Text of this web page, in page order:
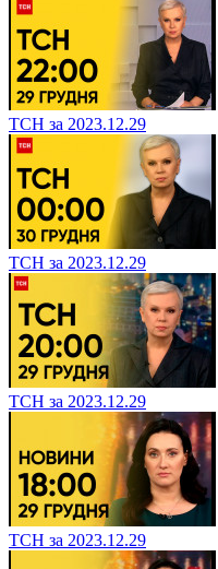
ТСН за 2023.12.29
ТСН за 2023.12.29
ТСН за 2023.12.29
ТСН за 2023.12.29